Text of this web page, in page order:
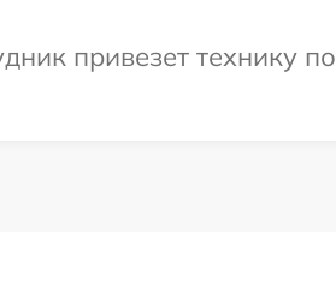
привезет технику по